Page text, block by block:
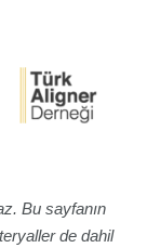
Bu sayfanın
de dahil